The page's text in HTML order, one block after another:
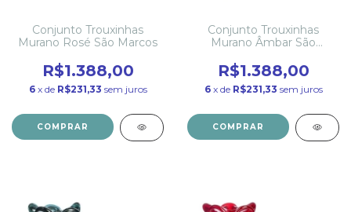
Conjunto Trouxinhas
Murano Rosé São Marcos
R$1.388,00
6 x de R$231,33 sem juros
COMPRAR
Conjunto Trouxinhas
Murano Âmbar São
R$1.388,00
6 x de R$231,33 sem juros
COMPRAR